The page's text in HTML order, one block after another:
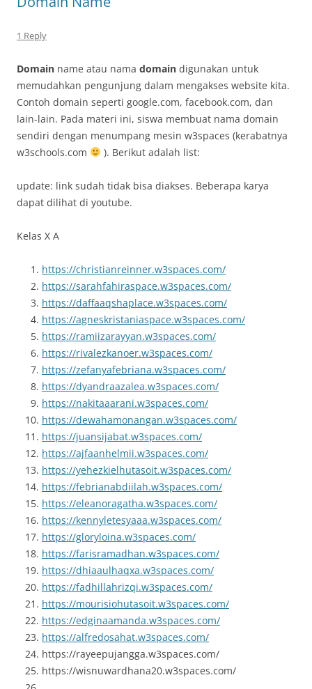
1 Reply
Domain name atau nama domain digunakan untuk
memudahkan pengunjung dalam mengakses website kita.
Contoh domain seperti google.com, facebook.com, dan
lain-lain. Pada materi ini, siswa membuat nama domain
sendiri dengan menumpang mesin w3spaces (kerabatnya
w3schools.com
). Berikut adalah list:
update: link sudah tidak bisa diakses. Beberapa karya
dapat dilihat di youtube.
Kelas X A
https://christianreinner.w3spaces.com/
https://sarahfahiraspace.w3spaces.com/
https://daffaaqshaplace.w3spaces.com/
https://agneskristaniaspace.w3spaces.com/
https://ramiizarayyan.w3spaces.com/
https://rivalezkanoer.w3spaces.com/
https://zefanyafebriana.w3spaces.com/
https://dyandraazalea.w3spaces.com/
https://nakitaaarani.w3spaces.com/
https://dewahamonangan.w3spaces.com/
https://juansijabat.w3spaces.com/
https://ajfaanhelmii.w3spaces.com/
https://yehezkielhutasoit.w3spaces.com/
https://febrianabdiilah.w3spaces.com/
https://eleanoragatha.w3spaces.com/
https://kennyletesyaaa.w3spaces.com/
https://gloryloina.w3spaces.com/
https://farisramadhan.w3spaces.com/
https://dhiaaulhaqxa.w3spaces.com/
https://fadhillahrizqi.w3spaces.com/
https://mourisiohutasoit.w3spaces.com/
https://edginaamanda.w3spaces.com/
https://alfredosahat.w3spaces.com/
https://rayeepujangga.w3spaces.com/
https://wisnuwardhana20.w3spaces.com/